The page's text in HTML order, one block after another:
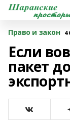
Право и закон 4
Если
пакет